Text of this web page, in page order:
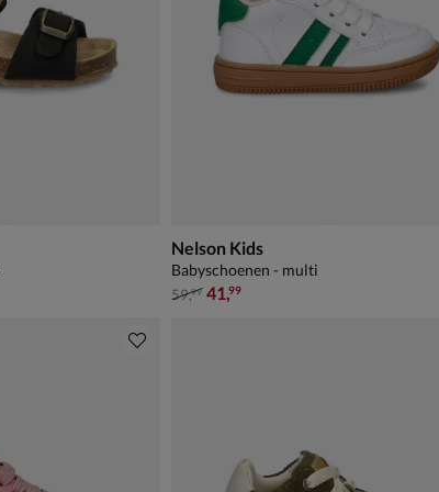
Nelson Kids
Babyschoenen - multi
van € 59,99 voor € 41,99
59,99 41,99